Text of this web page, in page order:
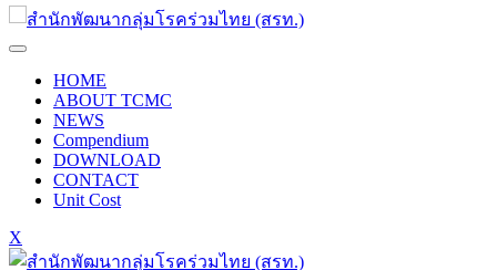
HOME
ABOUT TCMC
NEWS
Compendium
DOWNLOAD
CONTACT
Unit Cost
X